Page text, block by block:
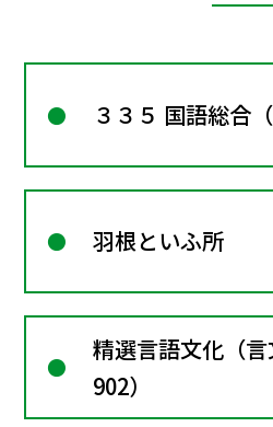
３３５ 国語総合（
羽根といふ所
精選言語文化（
902）